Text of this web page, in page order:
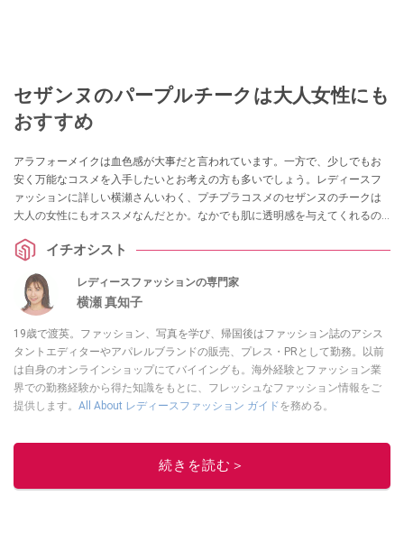
セザンヌのパープルチークは大人女性にも
おすすめ
アラフォーメイクは血色感が大事だと言われています。一方で、少しでもお
安く万能なコスメを入手したいとお考えの方も多いでしょう。レディースフ
ァッションに詳しい横瀬さんいわく、プチプラコスメのセザンヌのチークは
大人の女性にもオススメなんだとか。なかでも肌に透明感を与えてくれるの
ダーピンク。イチオシポイントを教えてくれました。
イチオシスト
レディースファッションの専門家
横瀬 真知子
19歳で渡英。ファッション、写真を学び、帰国後はファッション誌のアシス
タントエディターやアパレルブランドの販売、プレス・PRとして勤務。以前
は自身のオンラインショップにてバイイングも。海外経験とファッション業
界での勤務経験から得た知識をもとに、フレッシュなファッション情報をご
提供します。 All About レディースファッション ガイドを務める。
続きを読む＞